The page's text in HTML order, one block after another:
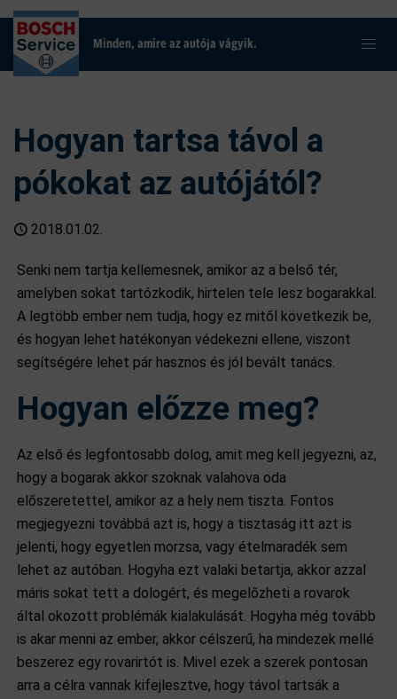
Minden, amire az autója vágyik.
Hogyan tartsa távol a
pókokat az autójától?
2018.01.02.
Senki nem tartja kellemesnek, amikor az a belső tér,
amelyben sokat tartózkodik, hirtelen tele lesz bogarakkal.
A legtöbb ember nem tudja, hogy ez mitől következik be,
és hogyan lehet hatékonyan védekezni ellene, viszont
segítségére lehet pár hasznos és jól bevált tanács.
Hogyan előzze meg?
Az első és legfontosabb dolog, amit meg kell jegyezni, az,
hogy a bogarak akkor szoknak valahova oda
előszeretettel, amikor az a hely nem tiszta. Fontos
megjegyezni továbbá azt is, hogy a tisztaság itt azt is
jelenti, hogy egyetlen morzsa, vagy ételmaradék sem
lehet az autóban. Hogyha ezt valaki betartja, akkor azzal
máris sokat tett a dologért, és megelőzheti a rovarok
által okozott problémák kialakulását. Hogyha még tovább
is akar menni az ember, akkor célszerű, ha mindezek mellé
beszerez egy rovarirtót is. Mivel ezek a szerek pontosan
arra a célra vannak kifejlesztve, hogy távol tartsák a